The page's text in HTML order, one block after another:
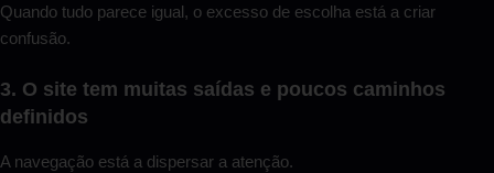
Quando tudo parece igual, o excesso de escolha está a criar
confusão.
3. O site tem muitas saídas e poucos caminhos
definidos
A navegação está a dispersar a atenção.